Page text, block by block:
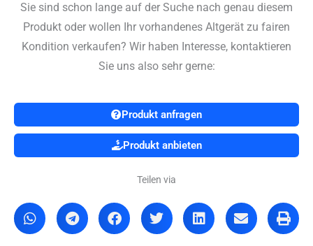
Sie sind schon lange auf der Suche nach genau diesem
Produkt oder wollen Ihr vorhandenes Altgerät zu fairen
Kondition verkaufen? Wir haben Interesse, kontaktieren
Sie uns also sehr gerne:
Produkt anfragen
Produkt anbieten
Teilen via